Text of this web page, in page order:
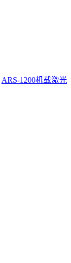
ARS-1200机载激光